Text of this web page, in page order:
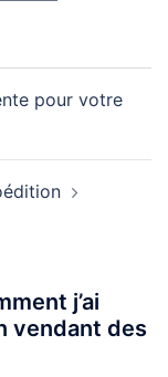
pour votre
j’ai
vendant des